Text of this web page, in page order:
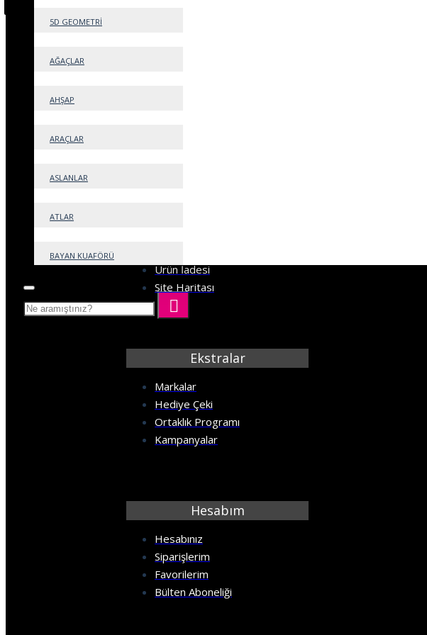
5D GEOMETRİ
AĞAÇLAR
AHŞAP
ARAÇLAR
ASLANLAR
ATLAR
BAYAN KUAFÖRÜ
Ürün İadesi
Site Haritası
Ekstralar
Markalar
Hediye Çeki
Ortaklık Programı
Kampanyalar
Hesabım
Hesabınız
Siparişlerim
Favorilerim
Bülten Aboneliği